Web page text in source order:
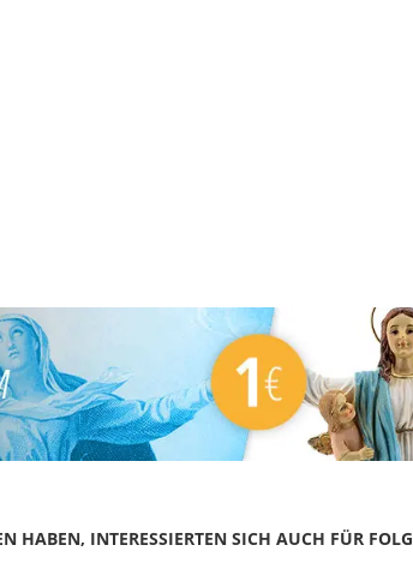
HABEN, INTERESSIERTEN SICH AUCH FÜR